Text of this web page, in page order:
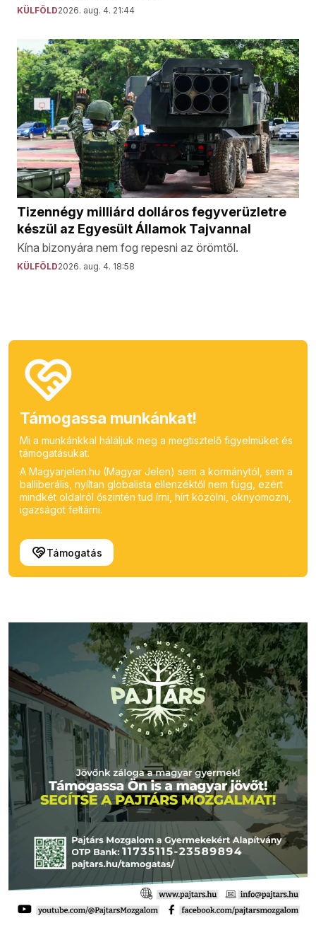
KÜLFÖLD2026. aug. 4. 21:44
Tizennégy milliárd dolláros fegyverüzletre
készül az Egyesült Államok Tajvannal
Kína bizonyára nem fog repesni az örömtől.
KÜLFÖLD2026. aug. 4. 18:58
Támogassa munkánkat!
Mi a munkánkkal háláljuk meg a megtisztelő figyelmüket és
támogatásukat.
A Magyarjelen.hu (Magyar Jelen) sem a kormánytól, sem a
balliberális, nyíltan globalista ellenzéktől nem függ, ezért
mindkét oldalról őszintén tud írni, hírt közölni, oknyomozni,
igazságot feltárni.
Támogatás